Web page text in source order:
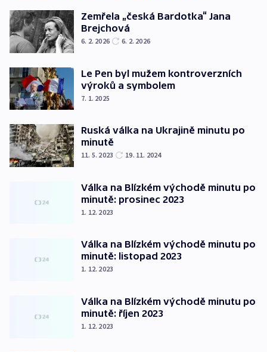
Zemřela „česká Bardotka“ Jana
Brejchová
6. 2. 2026 6. 2. 2026
Le Pen byl mužem kontroverzních
výroků a symbolem
7. 1. 2025
Ruská válka na Ukrajině minutu po
minutě
11. 5. 2023 19. 11. 2024
Válka na Blízkém východě minutu po
minutě: prosinec 2023
1. 12. 2023
Válka na Blízkém východě minutu po
minutě: listopad 2023
1. 12. 2023
Válka na Blízkém východě minutu po
minutě: říjen 2023
1. 12. 2023